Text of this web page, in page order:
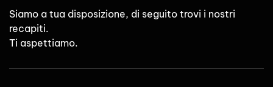
Siamo a tua disposizione, di seguito trovi i nostri
recapiti.
Ti aspettiamo.